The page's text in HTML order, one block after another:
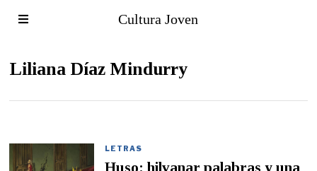
Cultura Joven
Liliana Díaz Mindurry
LETRAS